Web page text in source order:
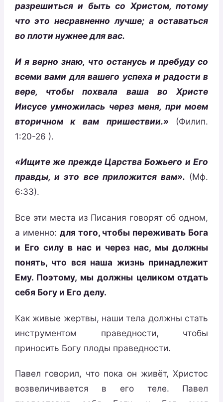
разрешиться и быть со Христом, потому
что это несравненно лучше; а оставаться
во плоти нужнее для вас.
И я верно знаю, что останусь и пребуду со
всеми вами для вашего успеха и радости в
вере, чтобы похвала ваша во Христе
Иисусе умножилась через меня, при моем
вторичном к вам пришествии.» (Филип.
1:20-26 ).
«Ищите же прежде Царства Божьего и Его
правды, и это все приложится вам». (Мф.
6:33).
Все эти места из Писания говорят об одном,
а именно: для того, чтобы переживать Бога
и Его силу в нас и через нас, мы должны
понять, что вся наша жизнь принадлежит
Ему. Поэтому, мы должны целиком отдать
себя Богу и Его делу.
Как живые жертвы, наши тела должны стать
инструментом праведности, чтобы
приносить Богу плоды праведности.
Павел говорил, что пока он живёт, Христос
возвеличивается в его теле. Павел